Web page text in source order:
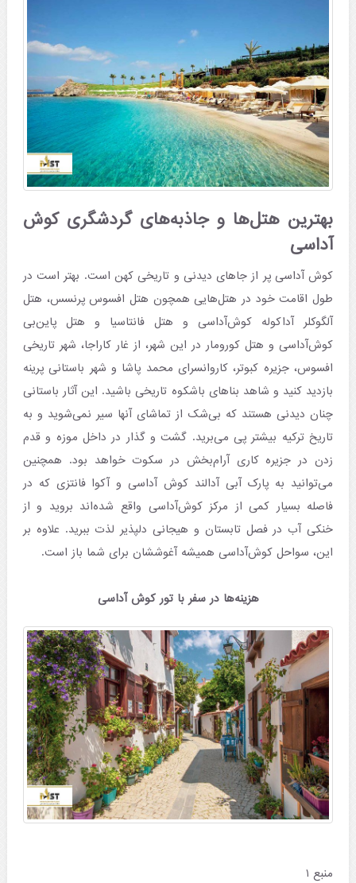
بهترین هتل‌ها و جاذبه‌های گردشگری کوش
آداسی
کوش آداسی پر از جاهای دیدنی و تاریخی کهن است. بهتر است در
طول اقامت خود در هتل‌هایی همچون هتل افسوس پرنسس، هتل
آلگوکلر آداکوله کوش‌آداسی و هتل فانتاسیا و هتل پاین‌بی
کوش‌آداسی و هتل کورومار در این شهر، از غار کاراجا، شهر تاریخی
افسوس، جزیره کبوتر، کاروانسرای محمد پاشا و شهر باستانی پرینه
بازدید کنید و شاهد بناهای باشکوه تاریخی باشید. این آثار باستانی
چنان دیدنی هستند که بی‌شک از تماشای آنها سیر نمی‌شوید و به
تاریخ ترکیه بیشتر پی می‌برید. گشت و گذار در داخل موزه و قدم
زدن در جزیره کاری آرام‌بخش در سکوت خواهد بود. همچنین
می‌توانید به پارک‌ آبی آدالند کوش آداسی و آکوا فانتزی که در
فاصله بسیار کمی از مرکز کوش‌آداسی واقع شده‌اند بروید و از
خنکی آب در فصل تابستان و هیجانی دلپذیر لذت ببرید. علاوه بر
این، سواحل کوش‌آداسی همیشه آغوششان برای شما باز است.
هزینه‌ها در سفر با تور کوش آداسی
منبع ۱